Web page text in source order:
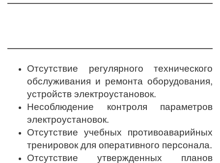
Отсутствие регулярного технического
обслуживания и ремонта оборудования,
устройств электроустановок.
Несоблюдение контроля параметров
электроустановок.
Отсутствие учебных противоаварийных
тренировок для оперативного персонала.
Отсутствие утвержденных планов